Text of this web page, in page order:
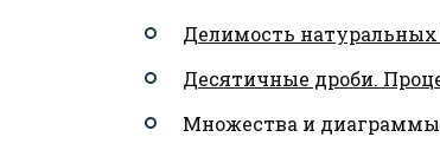
Делимость
Десятичные дроби.
Множества и